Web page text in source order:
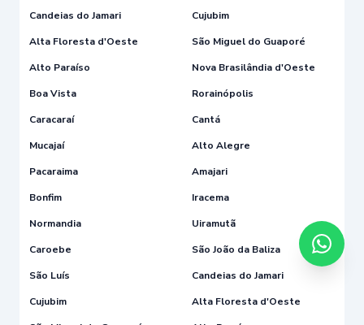
Candeias do Jamari
Cujubim
Alta Floresta d'Oeste
São Miguel do Guaporé
Alto Paraíso
Nova Brasilândia d'Oeste
Boa Vista
Rorainópolis
Caracaraí
Cantá
Mucajaí
Alto Alegre
Pacaraima
Amajari
Bonfim
Iracema
Normandia
Uiramutã
Caroebe
São João da Baliza
São Luís
Candeias do Jamari
Cujubim
Alta Floresta d'Oeste